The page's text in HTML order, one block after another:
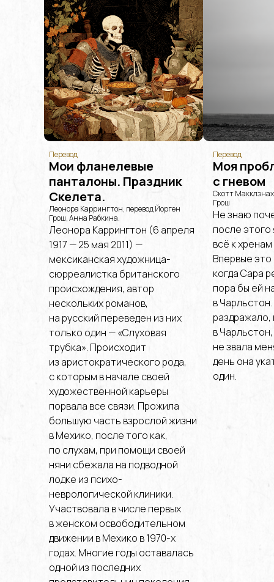
Перевод
Мои фланелевые
панталоны. Праздник
Скелета.
Леонора Каррингтон, перевод Йорген
Грош, Анна Рабкина.
Леонора Каррингтон (6 апреля
1917 — 25 мая 2011) —
мексиканская художница-
сюрреалистка британского
происхождения, автор
нескольких романов,
на русский переведен из них
только один — «Слуховая
трубка». Происходит
из аристократического рода,
с которым в начале своей
художественной карьеры
порвала все связи. Прожила
большую часть взрослой жизни
в Мехико, после того как,
по слухам, при помощи своей
няни сбежала на подводной
лодке из психо-
неврологической клиники.
Участвовала в числе первых
в женском освободительном
движении в Мехико в 1970-х
годах. Многие годы оставалась
одной из последних
Перевод
Моя
с гневом
Скотт
Грош
Не знаю
после этого
всё к
Впервые
когда Сара
пора бы ей
в
в
не звала
день она
один.